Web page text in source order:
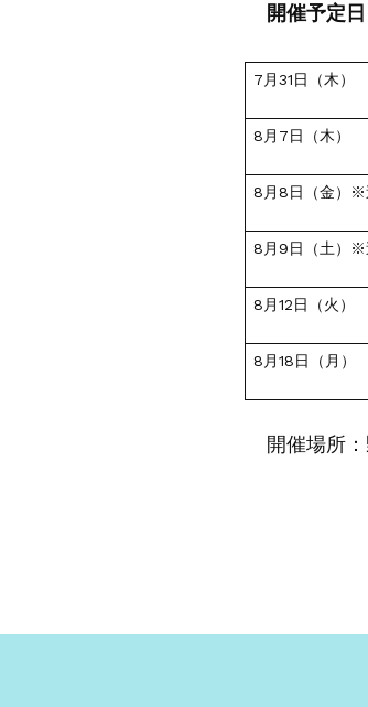
開催予定日
7月31日（木）
8月7日（木）
8月8日（金）※
8月9日（土）※
8月12日（火）
8月18日（月）
開催場所